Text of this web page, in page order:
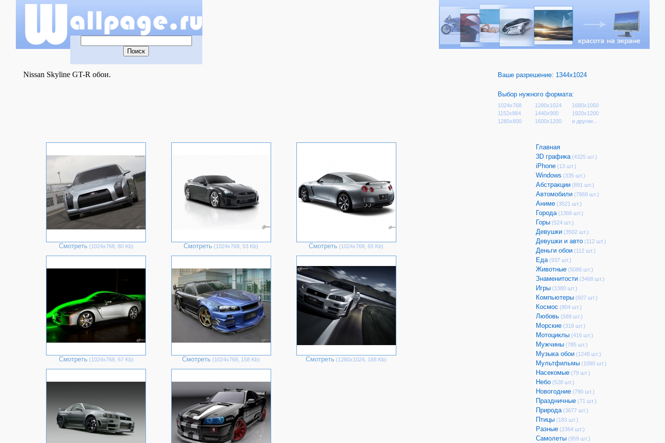
Nissan Skyline GT-R обои. Ваше разрешение: 1344x1024
Выбор нужного формата:
1024x768 1280x1024
1680x1050
1152x864
1440x900
1920x1200
1280x800
1600x1200 и другие...
Смотреть (1024х768, 80 Kb) Смотреть (1024х768, 53 Kb) Смотреть (1024х768, 65 Kb)
Смотреть (1024х768, 67 Kb) Смотреть (1024х768, 158 Kb) Смотреть (1280х1024, 168 Kb)
Главная
3D графика(4325 шт.)
iPhone(13 шт.)
Windows (335 шт.)
Абстракции(891 шт.)
Автомобили(7869 шт.)
Аниме(3521 шт.)
Города(1366 шт.)
Горы(524 шт.)
Девушки(3502 шт.)
Девушки и авто(112 шт.)
Деньги обои(112 шт.)
Еда(937 шт.)
Животные(5086 шт.)
Знаменитости(3468 шт.)
Игры(1380 шт.)
Компьютеры(607 шт.)
Космос (804 шт.)
Любовь(589 шт.)
Морские(318 шт.)
Мотоциклы(416 шт.)
Мужчины(785 шт.)
Музыка обои(1248 шт.)
Мультфильмы(1090 шт.)
Насекомые(79 шт.)
Небо(528 шт.)
Новогодние(790 шт.)
Праздничные(71 шт.)
Природа(3677 шт.)
Птицы(183 шт.)
Разные(2364 шт.)
Самолеты(959 шт.)